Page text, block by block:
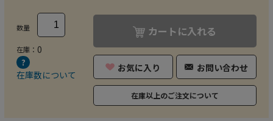
数量
在庫： 0
在庫数について
カートに入れる
お気に入り お問い合わせ
在庫以上のご注文について